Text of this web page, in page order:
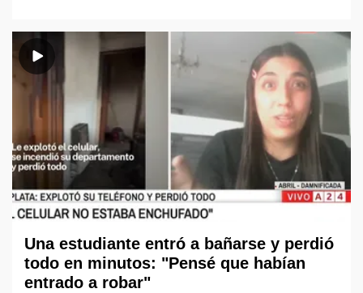
Una estudiante entró a bañarse y perdió
todo en minutos: "Pensé que habían
entrado a robar"